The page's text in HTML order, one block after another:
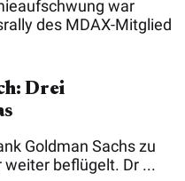
war
des MDAX-Mitglied
Drei
Goldman Sachs zu
beflügelt. Dr ...